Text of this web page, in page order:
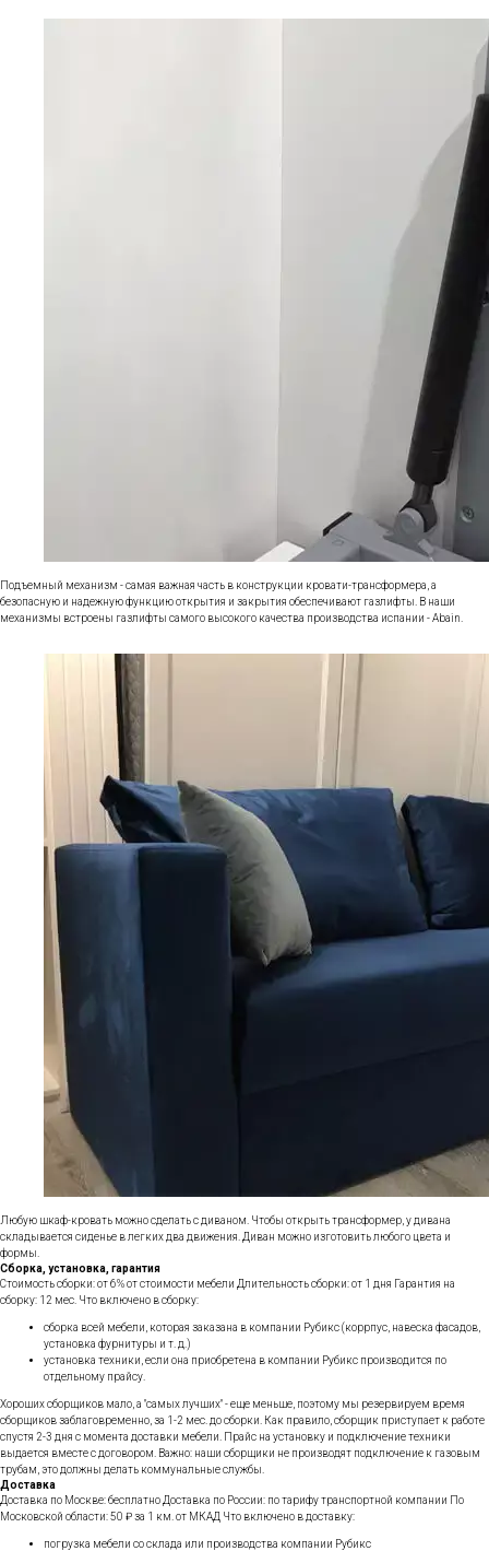
Подъемный механизм - самая важная часть в конструкции кровати-трансформера, а
безопасную и надежную функцию открытия и закрытия обеспечивают газлифты. В наши
механизмы встроены газлифты самого высокого качества производства испании - Abain.
Любую шкаф-кровать можно сделать с диваном. Чтобы открыть трансформер, у дивана
складывается сиденье в легких два движения. Диван можно изготовить любого цвета и
формы.
Сборка, установка, гарантия
Стоимость сборки: от 6% от стоимости мебели Длительность сборки: от 1 дня Гарантия на
сборку: 12 мес. Что включено в сборку:
сборка всей мебели, которая заказана в компании Рубикс (коррпус, навеска фасадов,
установка фурнитуры и т. д.)
установка техники, если она приобретена в компании Рубикс производится по
отдельному прайсу.
Хороших сборщиков мало, а "самых лучших" - еще меньше, поэтому мы резервируем время
сборщиков заблаговременно, за 1-2 мес. до сборки. Как правило, сборщик приступает к работе
спустя 2-3 дня с момента доставки мебели. Прайс на установку и подключение техники
выдается вместе с договором. Важно: наши сборщики не производят подключение к газовым
трубам, это должны делать коммунальные службы.
Доставка
Доставка по Москве: бесплатно Доставка по России: по тарифу транспортной компании По
Московской области: 50 ₽ за 1 км. от МКАД Что включено в доставку:
погрузка мебели со склада или производства компании Рубикс